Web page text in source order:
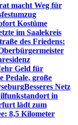
macht Weg für
Kostüme
im Saalekreis
des Friedens:
Geld für
Pedale, große
Besseres Netz
in
lädt zum
8,5 Kilometer